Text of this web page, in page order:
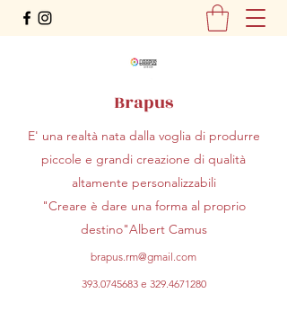
Brapus
E' una realtà nata dalla voglia di produrre
piccole e grandi creazione di qualità
altamente personalizzabili
"Creare è dare una forma al proprio
destino"Albert Camus
brapus.rm@gmail.com
393.0745683e 329.4671280